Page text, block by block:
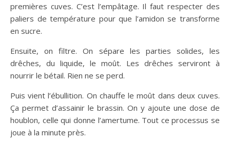
premières cuves. C’est l’empâtage. Il faut respecter des
paliers de température pour que l’amidon se transforme
en sucre.
Ensuite, on filtre. On sépare les parties solides, les
drêches, du liquide, le moût. Les drêches serviront à
nourrir le bétail. Rien ne se perd.
Puis vient l’ébullition. On chauffe le moût dans deux cuves.
Ça permet d’assainir le brassin. On y ajoute une dose de
houblon, celle qui donne l’amertume. Tout ce processus se
joue à la minute près.